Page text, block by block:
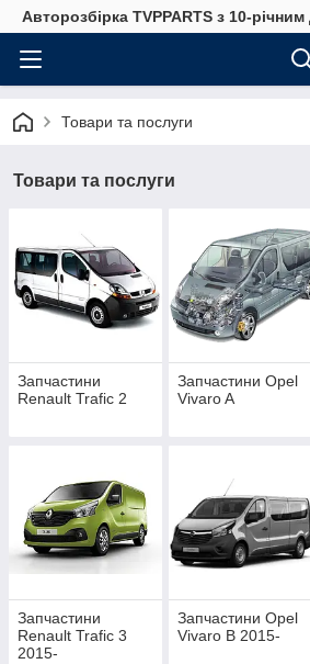
Авторозбірка TVPPARTS з 10-
Товари та послуги
Товари та послуги
Запчастини
Renault Trafic 2
Запчастини Opel
Vivaro A
Запчастини
Renault Trafic 3
2015-
Запчастини Opel
Vivaro B 2015-